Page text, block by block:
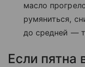
масло
румяниться,
до средней —
Если пятна